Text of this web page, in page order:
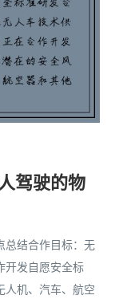
驾驶的物
总结合作目标：无
开发自愿安全标
人机、汽车、航空